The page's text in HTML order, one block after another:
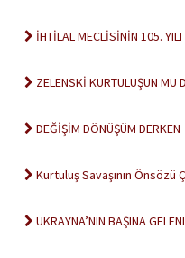
İHTİLAL MECLİSİNİN 105.
ZELENSKİ KURTULUŞUN MU
DEĞİŞİM DÖNÜŞÜM DERKEN
Kurtuluş Savaşının Önsözü
UKRAYNA’NIN BAŞINA